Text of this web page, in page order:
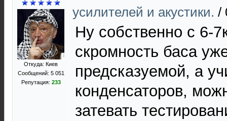
Откуда: Киев
Сообщений: 5 051
Репутация: 233
усилителей и акустики. /
Ну собственно с 6-
скромность баса
предсказуемой, а
конденсаторов,
затевать